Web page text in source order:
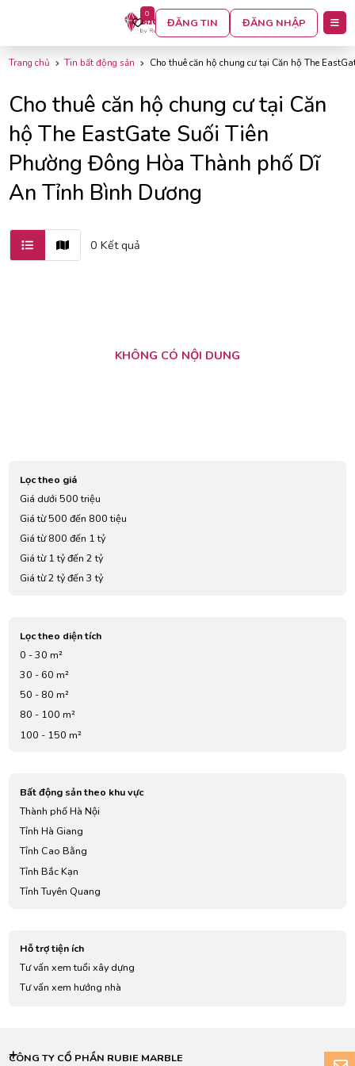
0
ĐĂNG TIN ĐĂNG NHẬP
Trang chủ Tin bất động sản Cho thuê căn hộ chung cư tại Căn hộ The
Cho thuê căn hộ chung cư tại Căn
hộ The EastGate Suối Tiên
Phường Đông Hòa Thành phố Dĩ
An Tỉnh Bình Dương
0 Kết quả
KHÔNG CÓ NỘI DUNG
Lọc theo giá
Giá dưới 500 triệu
Giá từ 500 đến 800 tiệu
Giá từ 800 đến 1 tỷ
Giá từ 1 tỷ đến 2 tỷ
Giá từ 2 tỷ đến 3 tỷ
Lọc theo diện tích
0 - 30 m²
30 - 60 m²
50 - 80 m²
80 - 100 m²
100 - 150 m²
Bất động sản theo khu vực
Thành phố Hà Nội
Tỉnh Hà Giang
Tỉnh Cao Bằng
Tỉnh Bắc Kạn
Tỉnh Tuyên Quang
Tỉnh Lai Châu
Tỉnh Sơn La
Tỉnh Yên Bái
Tỉnh Lạng Sơn
Hỗ trợ tiện ích
Tư vấn xem tuổi xây dựng
Tư vấn xem hướng nhà
CÔNG TY CỔ PHẦN RUBIE MARBLE